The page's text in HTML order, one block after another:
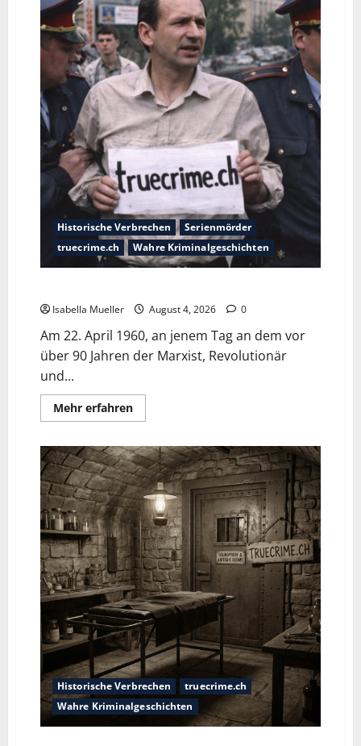
Historische Verbrechen
Serienmörder
truecrime.ch
Wahre Kriminalgeschichten
Isabella Mueller August 4, 2026 0
Am 22. April 1960, an jenem Tag an dem vor
über 90 Jahren der Marxist, Revolutionär
und...
Mehr erfahren
Historische Verbrechen
truecrime.ch
Wahre Kriminalgeschichten